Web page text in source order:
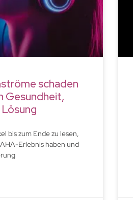
schaden
Gesundheit,
bis zum Ende zu lesen,
Erlebnis haben und